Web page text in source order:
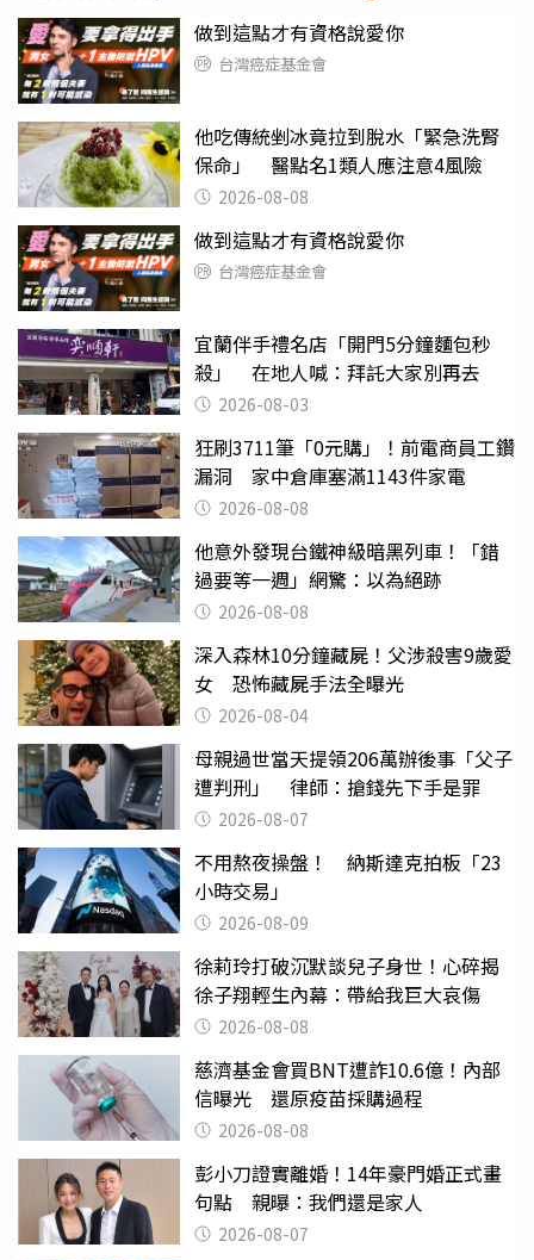
做到這點才有資格說愛你
台灣癌症基金會
他吃傳統剉冰竟拉到脫水「緊急洗腎
保命」 醫點名1類人應注意4風險
2026-08-08
做到這點才有資格說愛你
台灣癌症基金會
宜蘭伴手禮名店「開門5分鐘麵包秒
殺」 在地人喊：拜託大家別再去
2026-08-03
狂刷3711筆「0元購」！前電商員工鑽
漏洞 家中倉庫塞滿1143件家電
2026-08-08
他意外發現台鐵神級暗黑列車！「錯
過要等一週」網驚：以為絕跡
2026-08-08
深入森林10分鐘藏屍！父涉殺害9歲愛
女 恐怖藏屍手法全曝光
2026-08-04
母親過世當天提領206萬辦後事「父子
遭判刑」 律師：搶錢先下手是罪
2026-08-07
不用熬夜操盤！ 納斯達克拍板「23
小時交易」
2026-08-09
徐莉玲打破沉默談兒子身世！心碎揭
徐子翔輕生內幕：帶給我巨大哀傷
2026-08-08
慈濟基金會買BNT遭詐10.6億！內部
信曝光 還原疫苗採購過程
2026-08-08
彭小刀證實離婚！14年豪門婚正式畫
句點 親曝：我們還是家人
2026-08-07